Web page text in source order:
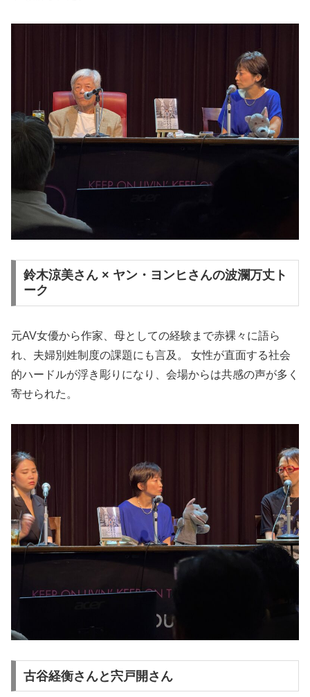
鈴木涼美さん × ヤン・ヨンヒさんの波瀾万丈ト
ーク
元AV女優から作家、母としての経験まで赤裸々に語ら
れ、夫婦別姓制度の課題にも言及。 女性が直面する社会
的ハードルが浮き彫りになり、会場からは共感の声が多く
寄せられた。
古谷経衡さんと宍戸開さん